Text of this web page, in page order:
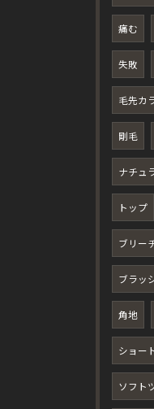
痛む
失敗
毛先カ
剛毛
ナチュ
トップ
ブリー
ブラッ
角地
ショー
ソフト